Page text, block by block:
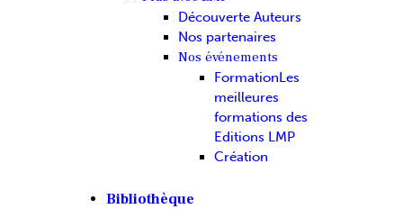
Découverte Auteurs
Nos partenaires
Nos événements
FormationLes
meilleures
formations des
Editions LMP
Création
Bibliothèque